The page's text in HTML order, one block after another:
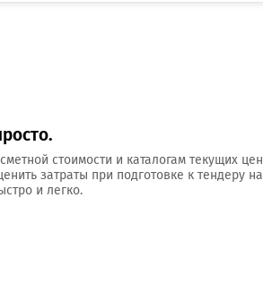
стоимости и каталогам текущих цен
затраты при подготовке к тендеру на
и легко.